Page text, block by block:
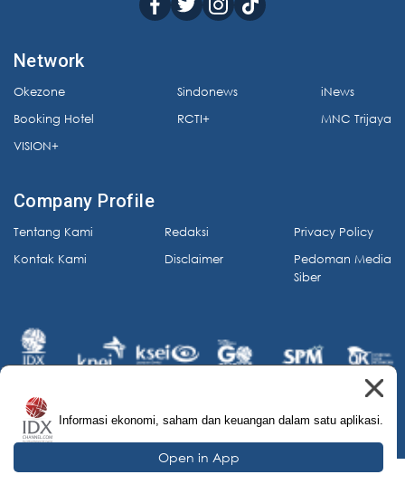
Network
Okezone
Booking Hotel
VISION+
Sindonews
RCTI+
iNews
MNC Trijaya
Company Profile
Tentang Kami
Kontak Kami
Redaksi
Disclaimer
Privacy Policy
Pedoman Media
Siber
© 2026 IDX Channel. All Rights Reserved.
Informasi ekonomi, saham dan keuangan dalam satu aplikasi.
Open in App